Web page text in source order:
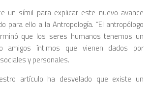
un símil para explicar este nuevo avance
para ello a la Antropología. “El antropólogo
que los seres humanos tenemos un
amigos íntimos que vienen dados por
y personales.
artículo ha desvelado que existe un